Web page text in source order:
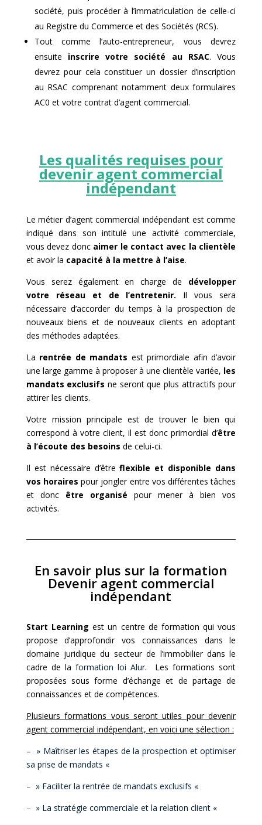
société, puis procéder à l’immatriculation de celle-ci
au Registre du Commerce et des Sociétés (RCS).
Tout comme l’auto-entrepreneur, vous devrez
ensuite inscrire votre société au RSAC. Vous
devrez pour cela constituer un dossier d’inscription
au RSAC comprenant notamment deux formulaires
AC0 et votre contrat d’agent commercial.
Les qualités requises pour
devenir agent commercial
indépendant
Le métier d’agent commercial indépendant est comme
indiqué dans son intitulé une activité commerciale,
vous devez donc aimer le contact avec la clientèle
et avoir la capacité à la mettre à l’aise.
Vous serez également en charge de développer
votre réseau et de l’entretenir. Il vous sera
nécessaire d’accorder du temps à la prospection de
nouveaux biens et de nouveaux clients en adoptant
des méthodes adaptées.
La rentrée de mandats est primordiale afin d’avoir
une large gamme à proposer à une clientèle variée, les
mandats exclusifs ne seront que plus attractifs pour
attirer les clients.
Votre mission principale est de trouver le bien qui
correspond à votre client, il est donc primordial d’être
à l’écoute des besoins de celui-ci.
Il est nécessaire d’être flexible et disponible dans
vos horaires pour jongler entre vos différentes tâches
et donc être organisé pour mener à bien vos
activités.
En savoir plus sur la formation
Devenir agent commercial
indépendant
Start Learning est un centre de formation qui vous
propose d’approfondir vos connaissances dans le
domaine juridique du secteur de l’immobilier dans le
cadre de la formation loi Alur. Les formations sont
proposées sous forme d’échange et de partage de
connaissances et de compétences.
Plusieurs formations vous seront utiles pour devenir
agent commercial indépendant, en voici une sélection :
– » Maîtriser les étapes de la prospection et optimiser
sa prise de mandats «
– » Faciliter la rentrée de mandats exclusifs «
– » La stratégie commerciale et la relation client «